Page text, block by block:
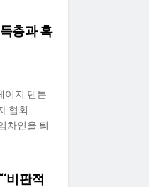
층과 흑
이지 덴튼
협회
차인을 퇴
비판적